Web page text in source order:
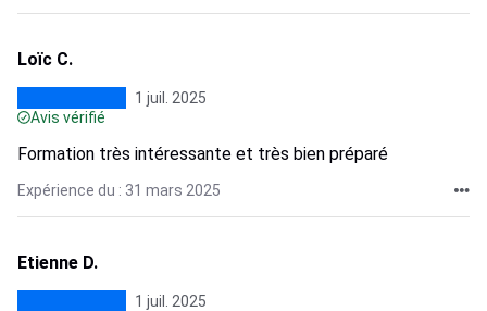
Loïc C.
1 juil. 2025
Avis vérifié
Formation très intéressante et très bien préparé
Expérience du : 31 mars 2025
Etienne D.
1 juil. 2025